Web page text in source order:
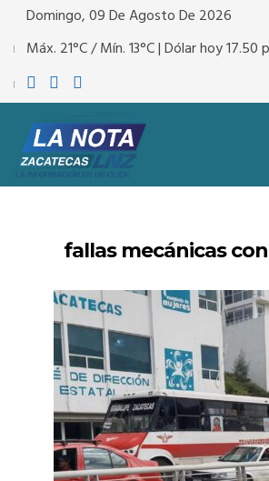
Domingo, 09 De Agosto De 2026
Máx. 21°C / Mín. 13°C | Dólar hoy 17.50
fallas mecánicas